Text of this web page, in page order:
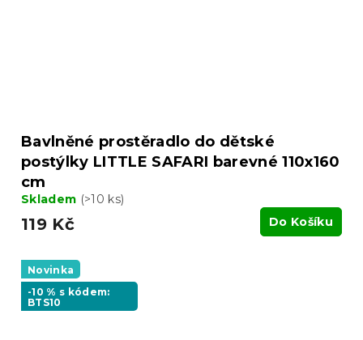
Bavlněné prostěradlo do dětské
postýlky LITTLE SAFARI barevné 110x160
cm
Skladem (>10 ks)
119 Kč Do Košíku
Novinka
-10 % s kódem:
BTS10